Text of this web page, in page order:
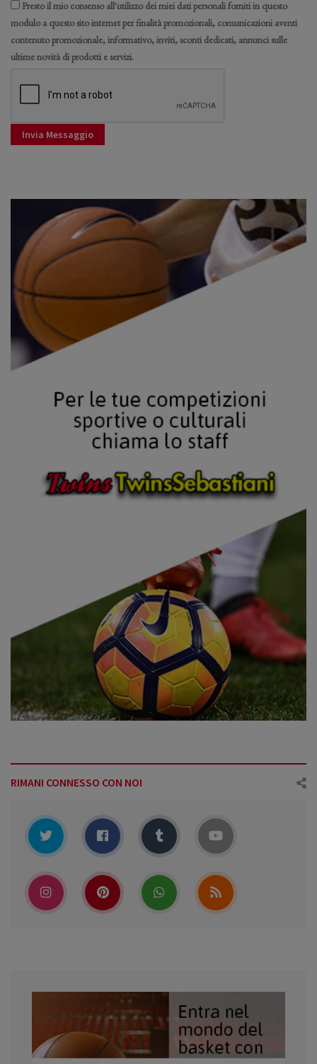
Presto il mio consenso all'utilizzo dei miei dati personali forniti in questo
modulo a questo sito internet per finalità promozionali, comunicazioni aventi
contenuto promozionale, informativo, inviti, sconti dedicati, annunci sulle
ultime novità di prodotti e servizi.
Invia Messaggio
RIMANI CONNESSO CON NOI